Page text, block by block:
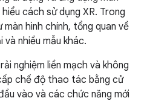
cách sử dụng XR. Trong
hình chính, tổng quan về
và nhiều mẫu khác.
nghiệm liền mạch và không
chế độ thao tác bằng cử
vào và các chức năng mới